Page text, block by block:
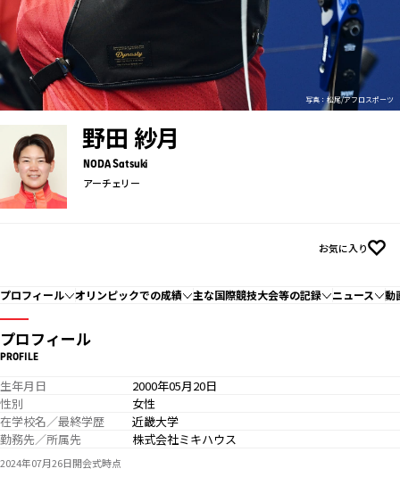
写真：松尾/アフロスポーツ
野田 紗月
NODA Satsuki
アーチェリー
お気に入り
プロフィール オリンピックでの成績 主な国際競技大会等の記録 ニュース 動
プロフィール
PROFILE
生年月日
2000年05月20日
性別
女性
在学校名／最終学歴
近畿大学
勤務先／所属先
株式会社ミキハウス
2024年07月26日開会式時点